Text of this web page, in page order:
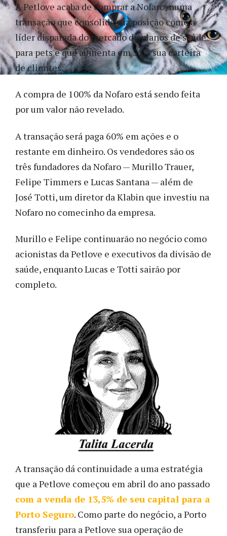
A Petlove acaba de comprar a Nofaro, numa
transação que consolida sua posição como a
líder disparada do mercado de planos de saúde
para pets e que aumenta em 55% sua carteira
de clientes.
A compra de 100% da Nofaro está sendo feita
por um valor não revelado.
A transação será paga 60% em ações e o
restante em dinheiro. Os vendedores são os
três fundadores da Nofaro — Murillo Trauer,
Felipe Timmers e Lucas Santana — além de
José Totti, um diretor da Klabin que investiu na
Nofaro no comecinho da empresa.
Murillo e Felipe continuarão no negócio como
acionistas da Petlove e executivos da divisão de
saúde, enquanto Lucas e Totti sairão por
completo.
A transação dá continuidade a uma estratégia
que a Petlove começou em abril do ano passado
com a venda de 13,5% de seu capital para a
Porto Seguro. Como parte do negócio, a Porto
transferiu para a Petlove sua operação de